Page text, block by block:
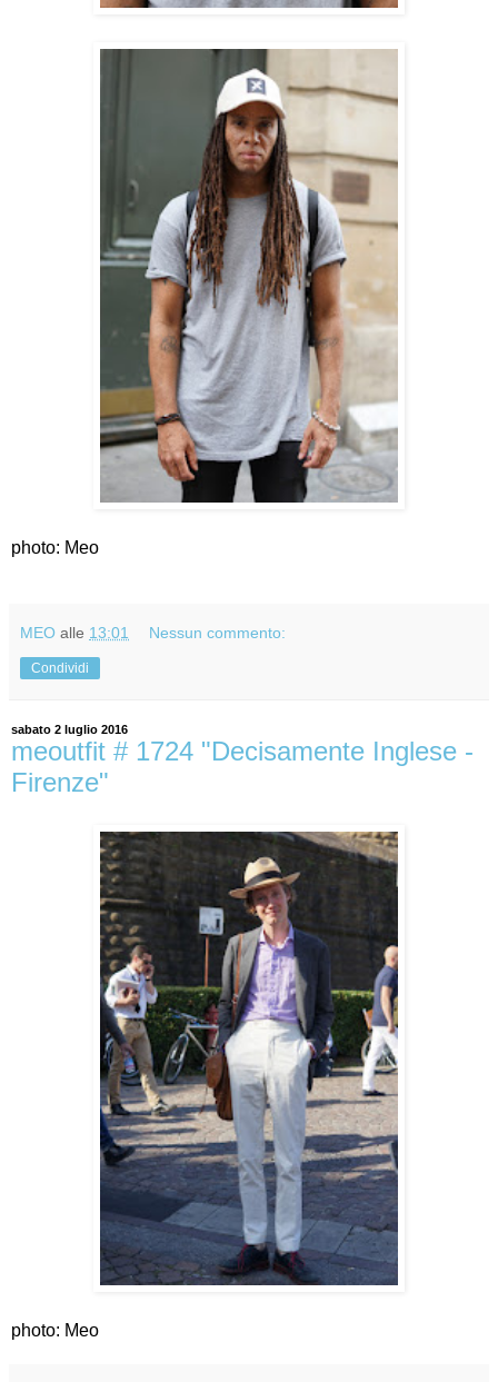
photo: Meo
MEO alle 13:01 Nessun commento:
Condividi
sabato 2 luglio 2016
meoutfit # 1724 "Decisamente Inglese -
Firenze"
photo: Meo